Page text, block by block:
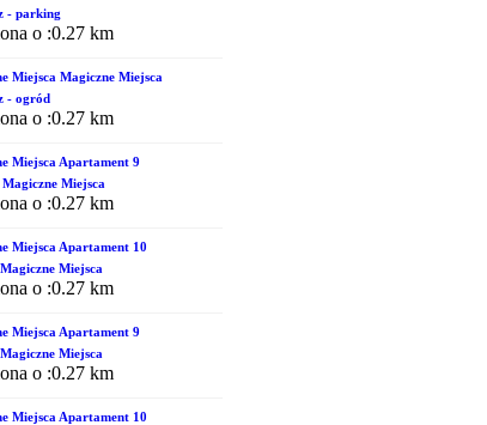
- parking
o :0.27 km
Miejsca Magiczne Miejsca
- ogród
o :0.27 km
Miejsca Apartament 9
Miejsca
o :0.27 km
Miejsca Apartament 10
Miejsca
o :0.27 km
Miejsca Apartament 9
Miejsca
o :0.27 km
Miejsca Apartament 10